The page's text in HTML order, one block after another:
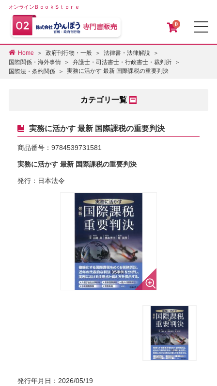
オンラインＢｏｏｋＳｔｏｒｅ
0
Home 政府刊行物・一般
法律書・法律解説
国際関係・海外事情
弁護士・司法書士・行政書士・裁判所
国際法・条約関係
実務に活かす 最新 国際課税の重要判決
カテゴリ一覧
実務に活かす 最新 国際課税の重要判決
商品番号： 9784539731581
実務に活かす 最新 国際課税の重要判決
発行：日本法令
発行年月日：2026/05/19